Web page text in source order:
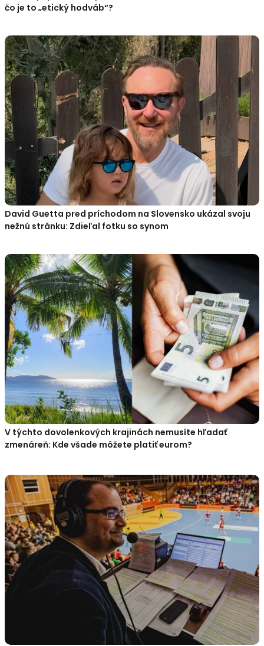
čo je to „etický hodváb“?
David Guetta pred príchodom na Slovensko ukázal svoju
nežnú stránku: Zdieľal fotku so synom
V týchto dovolenkových krajinách nemusíte hľadať
zmenáreň: Kde všade môžete platiť eurom?